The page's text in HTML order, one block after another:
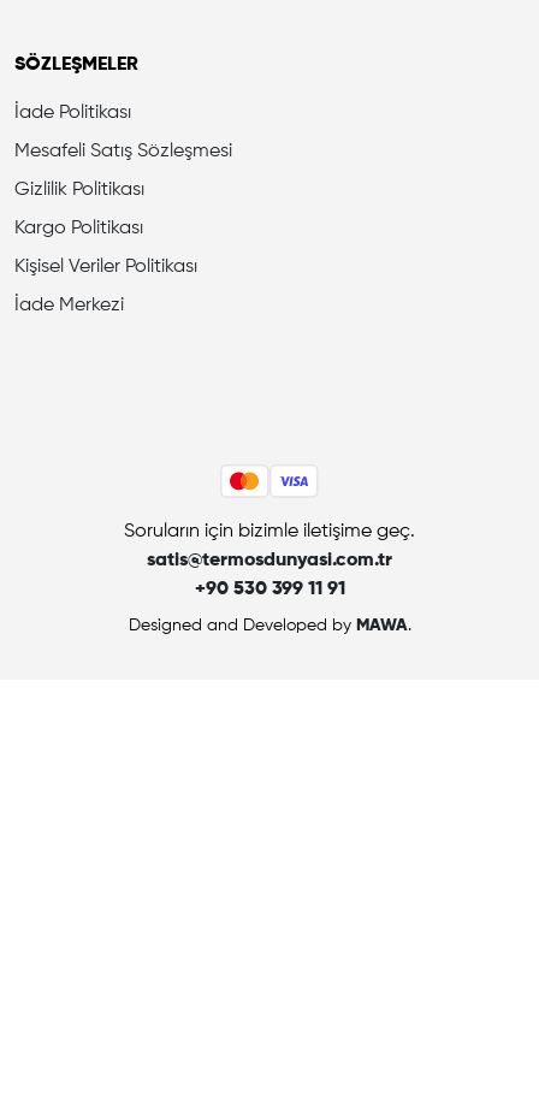
SÖZLEŞMELER
İade Politikası
Mesafeli Satış Sözleşmesi
Gizlilik Politikası
Kargo Politikası
Kişisel Veriler Politikası
İade Merkezi
Soruların için bizimle iletişime geç.
satis@termosdunyasi.com.tr
+90 530 399 11 91
Designed and Developed by MAWA.